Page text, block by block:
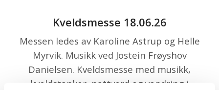
Kveldsmesse 18.06.26
Messen ledes av Karoline Astrup og Helle
Myrvik. Musikk ved Jostein Frøyshov
Danielsen. Kveldsmesse med musikk,
kveldstanker, nattverd og vandring i